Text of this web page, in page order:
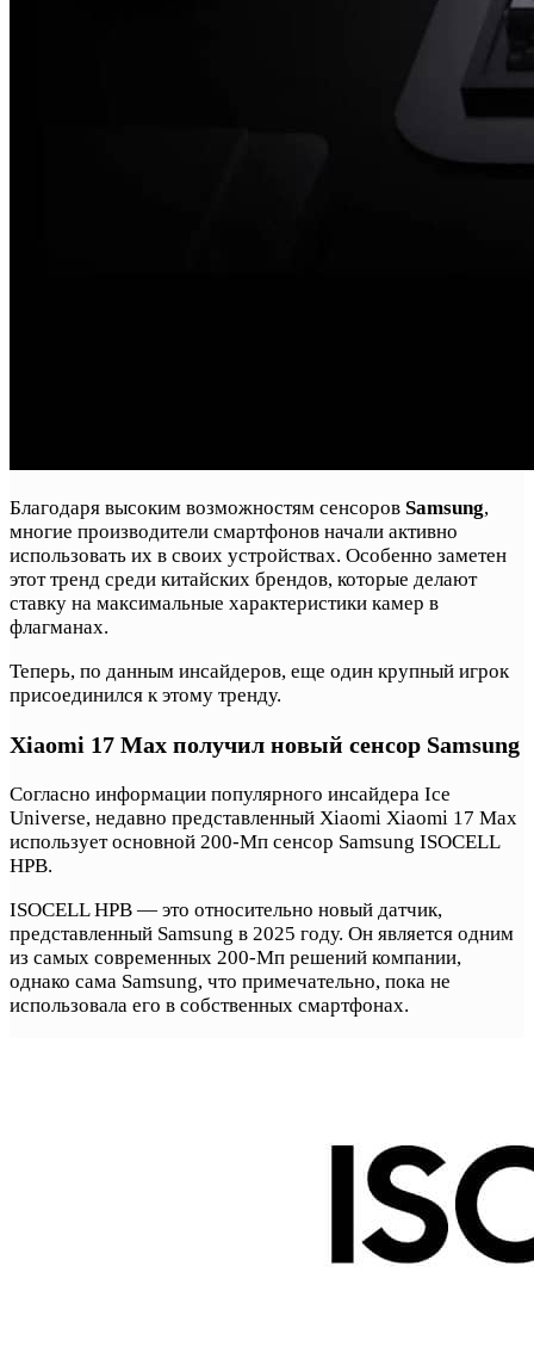
Благодаря высоким возможностям сенсоров Samsung,
многие производители смартфонов начали активно
использовать их в своих устройствах. Особенно заметен
этот тренд среди китайских брендов, которые делают
ставку на максимальные характеристики камер в
флагманах.
Теперь, по данным инсайдеров, еще один крупный игрок
присоединился к этому тренду.
Xiaomi 17 Max получил новый сенсор Samsung
Согласно информации популярного инсайдера Ice
Universe, недавно представленный Xiaomi Xiaomi 17 Max
использует основной 200-Мп сенсор Samsung ISOCELL
HPB.
ISOCELL HPB — это относительно новый датчик,
представленный Samsung в 2025 году. Он является одним
из самых современных 200-Мп решений компании,
однако сама Samsung, что примечательно, пока не
использовала его в собственных смартфонах.